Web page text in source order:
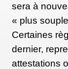
sera à
« plus
Certaines
dernier,
attestations